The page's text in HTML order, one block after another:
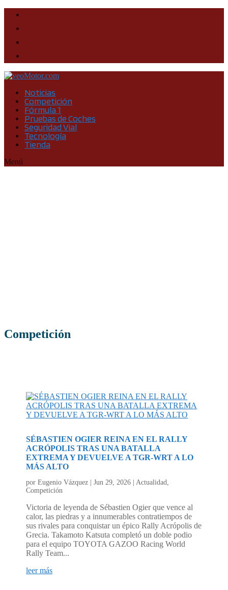
Noticias
Competición
Fórmula 1
Pruebas de Coches
Seguridad Vial
Tecnología
Tienda
Menú
Competición
SÉBASTIEN OGIER REINA EN EL RALLY
ACRÓPOLIS TRAS UNA BATALLA
EXTREMA Y DEVUELVE A TGR-WRT A LO
MÁS ALTO
porEugenio Vázquez |Jun 29, 2026 Actualidad
Competición
Victoria de leyenda de Sébastien Ogier que vence al
calor, las piedras y a innumerables contratiempos de
sus rivales para conquistar un épico Rally Acrópolis de
Grecia. Takamoto Katsuta completó un doble podio
para el equipo TOYOTA GAZOO Racing World
Rally Team...
leer más